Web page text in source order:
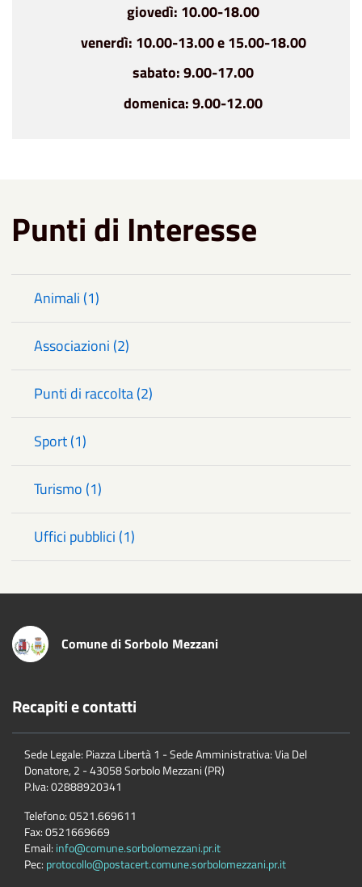
giovedì: 10.00-18.00
venerdì: 10.00-13.00 e 15.00-18.00
sabato: 9.00-17.00
domenica: 9.00-12.00
Punti di Interesse
Animali (1)
Associazioni (2)
Punti di raccolta (2)
Sport (1)
Turismo (1)
Uffici pubblici (1)
Comune di Sorbolo Mezzani
Recapiti e contatti
Sede Legale: Piazza Libertà 1 - Sede Amministrativa: Via Del
Donatore, 2 - 43058 Sorbolo Mezzani (PR)
P.Iva:02888920341
Telefono:0521.669611
Fax:0521669669
Email: info@comune.sorbolomezzani.pr.it
Pec: protocollo@postacert.comune.sorbolomezzani.pr.it